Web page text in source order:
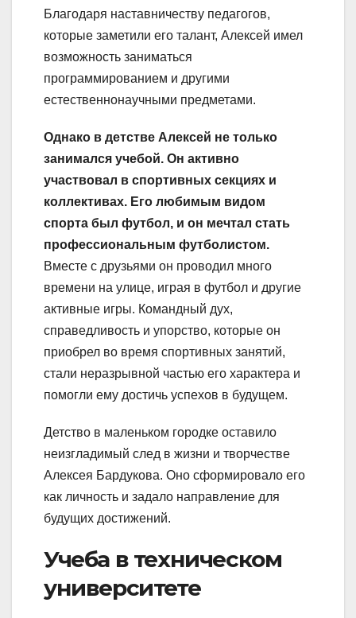
Благодаря наставничеству педагогов,
которые заметили его талант, Алексей имел
возможность заниматься
программированием и другими
естественнонаучными предметами.
Однако в детстве Алексей не только
занимался учебой. Он активно
участвовал в спортивных секциях и
коллективах. Его любимым видом
спорта был футбол, и он мечтал стать
профессиональным футболистом.
Вместе с друзьями он проводил много
времени на улице, играя в футбол и другие
активные игры. Командный дух,
справедливость и упорство, которые он
приобрел во время спортивных занятий,
стали неразрывной частью его характера и
помогли ему достичь успехов в будущем.
Детство в маленьком городке оставило
неизгладимый след в жизни и творчестве
Алексея Бардукова. Оно сформировало его
как личность и задало направление для
будущих достижений.
Учеба в техническом
университете